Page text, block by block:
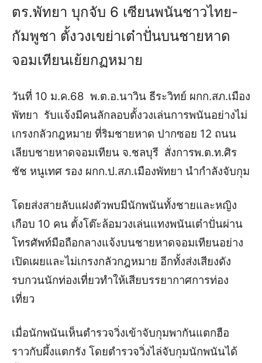
ตร.พัทยา บุกจับ 6 เซียนพนันชาวไทย-
กัมพูชา ตั้งวงเขย่าเต๋าปั่นบนชายหาด
จอมเทียนเย้ยกฏหมาย
วันที่ 10 ม.ค.68 พ.ต.อ.นาวิน ธีระวิทย์ ผกก.สภ.เมือง
พัทยา รับแจ้งมีคนลักลอบตั้งวงเล่นการพนันอย่างไม่
เกรงกลัวกฎหมาย ที่ริมชายหาด ปากซอย 12 ถนน
เลียบชายหาดจอมเทียน จ.ชลบุรี สั่งการพ.ต.ท.ศิร
ชัช หนูเทศ รอง ผกก.ป.สภ.เมืองพัทยา นำกำลังจับกุม
โดยส่งสายลับแฝงตัวพบมีนักพนันทั้งชายและหญิง
เกือบ 10 คน ตั้งโต๊ะล้อมวงเล่นแทงพนันเต๋าปั่นผ่าน
โทรศัพท์มือถือกลางแจ้งบนชายหาดจอมเทียนอย่าง
เปิดเผยและไม่เกรงกลัวกฎหมาย อีกทั้งส่งเสียงดัง
รบกวนนักท่องเที่ยวทำให้เสียบรรยากาศการท่อง
เที่ยว
เมื่อนักพนันเห็นตำรวจวิ่งเข้าจับกุมพากันแตกฮือ
ราวกับผึ้งแตกรัง โดยตำรวจวิ่งไล่จับกุมนักพนันได้